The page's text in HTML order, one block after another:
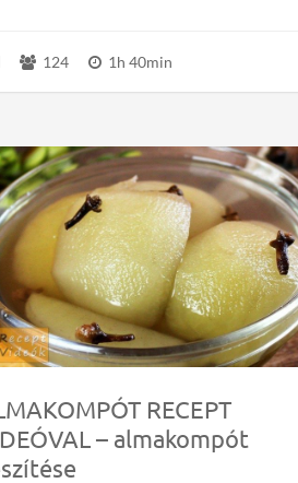
124 1h 40min
RECEPT
– almakompót